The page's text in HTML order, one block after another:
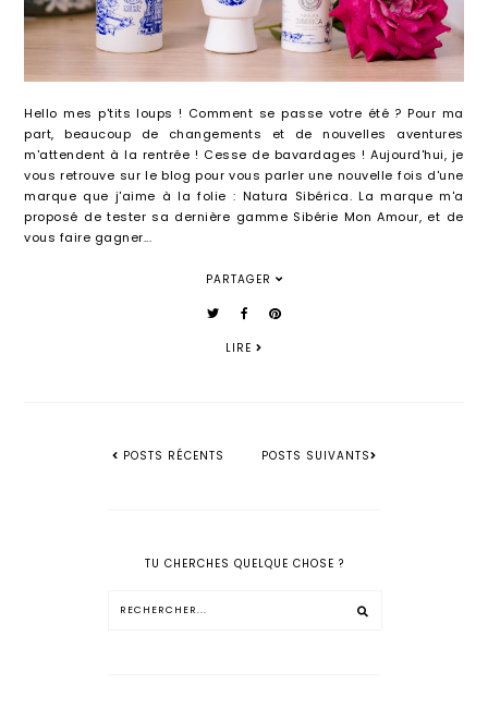
Hello mes p'tits loups ! Comment se passe votre été ? Pour ma
part, beaucoup de changements et de nouvelles aventures
m'attendent à la rentrée ! Cesse de bavardages ! Aujourd'hui, je
vous retrouve sur le blog pour vous parler une nouvelle fois d'une
marque que j'aime à la folie : Natura Sibérica. La marque m'a
proposé de tester sa dernière gamme Sibérie Mon Amour, et de
vous faire gagner...
PARTAGER
LIRE
POSTS RÉCENTS POSTS SUIVANTS
TU CHERCHES QUELQUE CHOSE ?